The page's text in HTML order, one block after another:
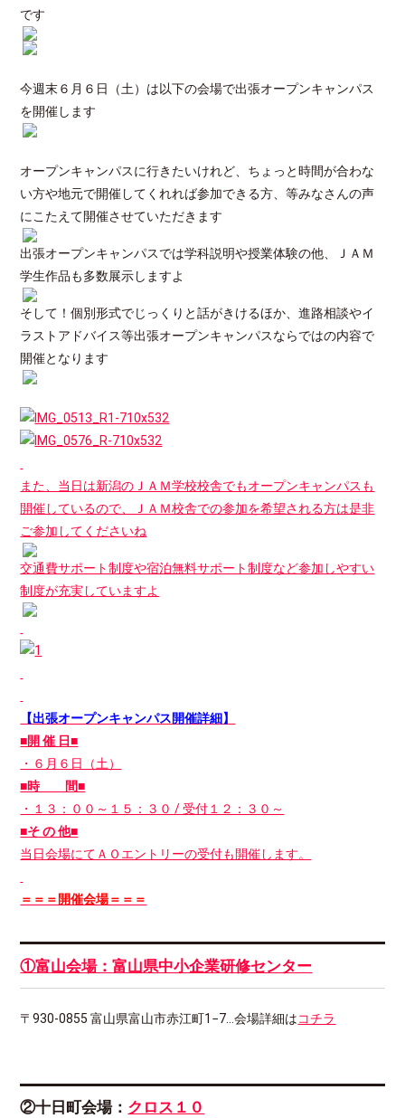
です
今週末６月６日（土）は以下の会場で出張オープンキャンパス
を開催します
オープンキャンパスに行きたいけれど、ちょっと時間が合わな
い方や地元で開催してくれれば参加できる方、等みなさんの声
にこたえて開催させていただきます
出張オープンキャンパスでは学科説明や授業体験の他、ＪＡＭ
学生作品も多数展示しますよ
そして！個別形式でじっくりと話がきけるほか、進路相談やイ
ラストアドバイス等出張オープンキャンパスならではの内容で
開催となります
また、当日は新潟のＪＡＭ学校校舎でもオープンキャンパスも
開催しているので、ＪＡＭ校舎での参加を希望される方は是非
ご参加してくださいね
交通費サポート制度や宿泊無料サポート制度など参加しやすい
制度が充実していますよ
【出張オープンキャンパス開催詳細】
■開 催 日■
・６月６日（土）
■時 間■
・１３：００～１５：３０ / 受付１２：３０～
■そ の 他■
当日会場にてＡＯエントリーの受付も開催します。
＝＝＝開催会場＝＝＝
①富山会場：富山県中小企業研修センター
〒930-0855 富山県富山市赤江町1−7…会場詳細はコチラ
②十日町会場： クロス１０